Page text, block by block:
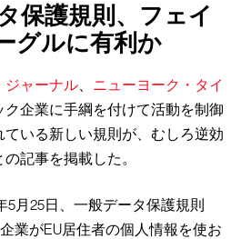
保護規則、フェイ
グルに有利か
ジャーナル
ニューヨーク・タイ
ク企業に手綱を付けて活動を制御
いる新しい規則が、むしろ逆効
記事を掲載した。
5月25日、一般データ保護規則
業がEU居住者の個人情報を使お